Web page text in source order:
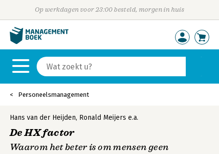
Op werkdagen voor 23:00 besteld, morgen in huis
Personeelsmanagement
Hans van der Heijden, Ronald Meijers e.a.
De HX factor
Waarom het beter is om mensen geen